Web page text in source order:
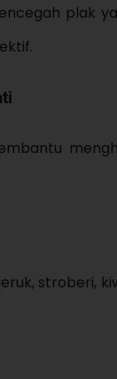
plak
stroberi,